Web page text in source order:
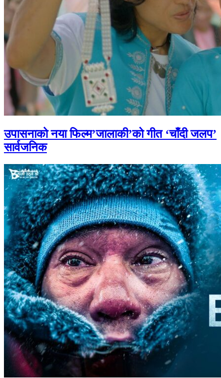
उपासनाको नया फिल्म’जालाकी’को गीत ‘चाँदी जलप’
सार्वजनिक